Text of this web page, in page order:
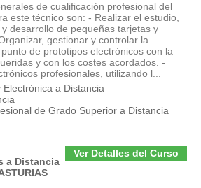
de cualificación profesional del
este técnico son: - Realizar el estudio,
desarrollo de pequeñas tarjetas y
gestionar y controlar la
de prototipos electrónicos con la
y con los costes acordados. -
profesionales, utilizando l...
Electrónica a Distancia
de Grado Superior a Distancia
Ver Detalles del Curso
a Distancia